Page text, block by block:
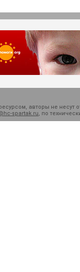
авторы не несут
spartak.ru, по